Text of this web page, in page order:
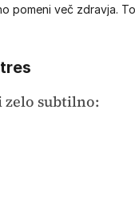
pomeni več zdravja.
zelo subtilno: